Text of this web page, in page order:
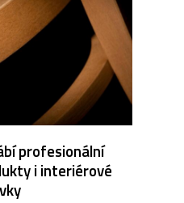
profesionální
i interiérové